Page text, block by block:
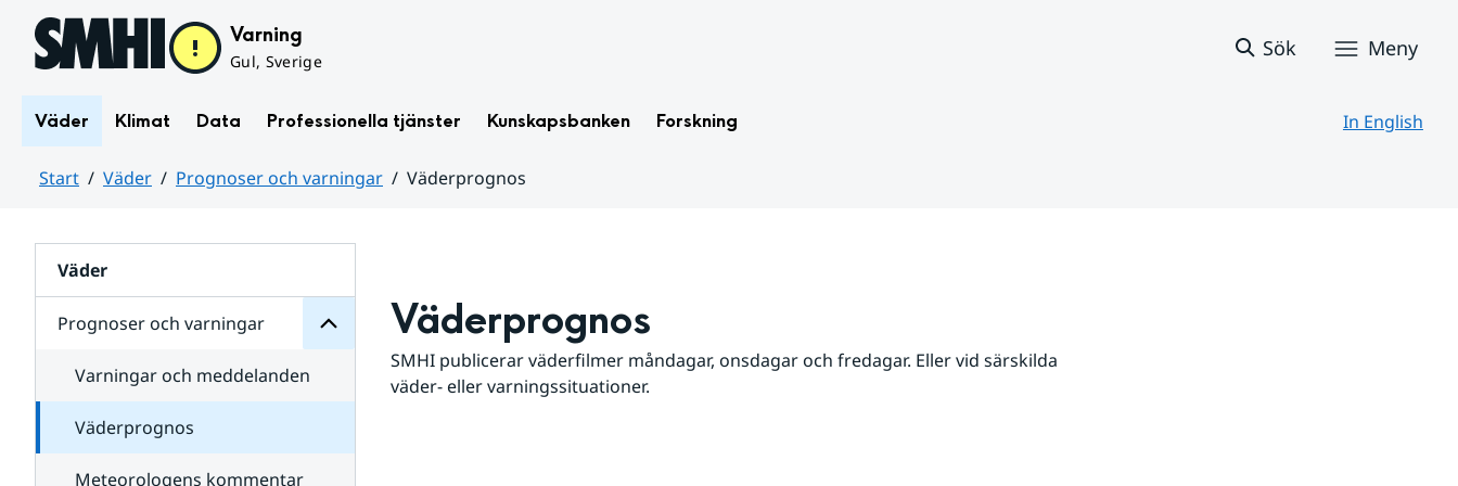
Hoppa till sidans innehåll Varning
Gul, Sverige
Sök Meny
Väder Klimat Data Professionella tjänster Kunskapsbanken Forskning In English
Start Väder Prognoser och varningar
Väderprognos
Väder
Prognoser och varningar
för
varningar
Varningar och meddelanden
Väderprognos
Meteorologens kommentar
Väderprognos
SMHI publicerar väderfilmer måndagar, onsdagar och fredagar. Eller vid särskilda
väder- eller varningssituationer.